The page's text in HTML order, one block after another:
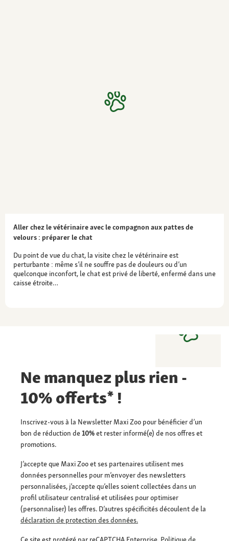
Aller chez le vétérinaire avec le compagnon aux pattes de
velours : préparer le chat
Du point de vue du chat, la visite chez le vétérinaire est
perturbante : même s’il ne souffre pas de douleurs ou d’un
quelconque inconfort, le chat est privé de liberté, enfermé dans une
caisse étroite…
Ne manquez plus rien -
10% offerts* !
Inscrivez-vous à la Newsletter Maxi Zoo pour bénéficier d’un
bon de réduction de10%et rester informé(e) de nos offres et
promotions.
J’accepte que Maxi Zoo et ses partenaires utilisent mes
données personnelles pour m’envoyer des newsletters
personnalisées, j’accepte qu’elles soient collectées dans un
profil utilisateur centralisé et utilisées pour optimiser
(personnaliser) les offres. D’autres spécificités découlent de la
déclaration de protection des données.